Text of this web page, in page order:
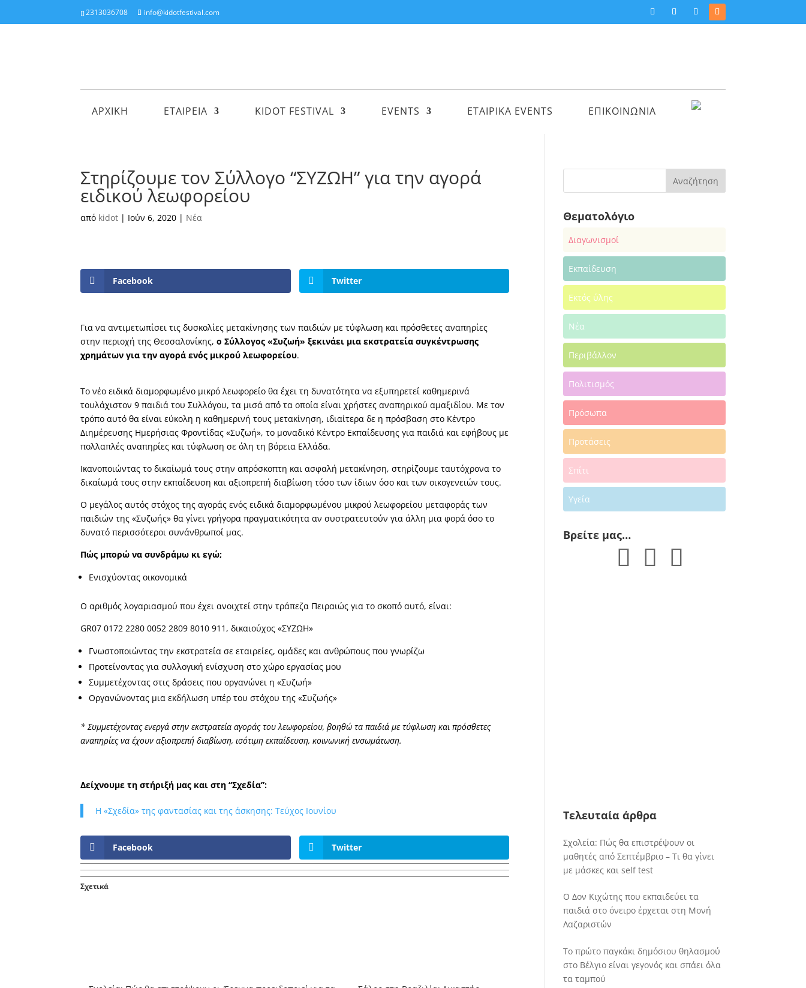
2313036708 info@kidotfestival.com
ΑΡΧΙΚΗ ΕΤΑΙΡΕΙΑ KIDOT FESTIVAL EVENTS ΕΤΑΙΡΙΚΑ EVENTS ΕΠΙΚΟΙΝΩΝΙΑ
Στηρίζουμε τον Σύλλογο “ΣΥΖΩΗ” για την αγορά
ειδικού λεωφορείου
από kidot | Ιούν 6, 2020 | Νέα
Facebook Twitter
Για να αντιμετωπίσει τις δυσκολίες μετακίνησης των παιδιών με τύφλωση και πρόσθετες αναπηρίες
στην περιοχή της Θεσσαλονίκης,ο Σύλλογος «Συζωή» ξεκινάει μια εκστρατεία συγκέντρωσης
χρημάτων για την αγορά ενός μικρού λεωφορείου.
Το νέο ειδικά διαμορφωμένο μικρό λεωφορείο θα έχει τη δυνατότητα να εξυπηρετεί καθημερινά
τουλάχιστον 9 παιδιά του Συλλόγου, τα μισά από τα οποία είναι χρήστες αναπηρικού αμαξιδίου. Με τον
τρόπο αυτό θα είναι εύκολη η καθημερινή τους μετακίνηση, ιδιαίτερα δε η πρόσβαση στο Κέντρο
Διημέρευσης Ημερήσιας Φροντίδας «Συζωή», το μοναδικό Κέντρο Εκπαίδευσης για παιδιά και εφήβους με
πολλαπλές αναπηρίες και τύφλωση σε όλη τη βόρεια Ελλάδα.
Ικανοποιώντας το δικαίωμά τους στην απρόσκοπτη και ασφαλή μετακίνηση, στηρίζουμε ταυτόχρονα το
δικαίωμά τους στην εκπαίδευση και αξιοπρεπή διαβίωση τόσο των ίδιων όσο και των οικογενειών τους.
Ο μεγάλος αυτός στόχος της αγοράς ενός ειδικά διαμορφωμένου μικρού λεωφορείου μεταφοράς των
παιδιών της «Συζωής» θα γίνει γρήγορα πραγματικότητα αν συστρατευτούν για άλλη μια φορά όσο το
δυνατό περισσότεροι συνάνθρωποί μας.
Πώς μπορώ να συνδράμω κι εγώ;
Ενισχύοντας οικονομικά
Ο αριθμός λογαριασμού που έχει ανοιχτεί στην τράπεζα Πειραιώς για το σκοπό αυτό, είναι:
GR07 0172 2280 0052 2809 8010 911, δικαιούχος «ΣΥΖΩΗ»
Γνωστοποιώντας την εκστρατεία σε εταιρείες, ομάδες και ανθρώπους που γνωρίζω
Προτείνοντας για συλλογική ενίσχυση στο χώρο εργασίας μου
Συμμετέχοντας στις δράσεις που οργανώνει η «Συζωή»
Οργανώνοντας μια εκδήλωση υπέρ του στόχου της «Συζωής»
* Συμμετέχοντας ενεργά στην εκστρατεία αγοράς του λεωφορείου,βοηθώ τα παιδιά με τύφλωση και πρόσθετες
αναπηρίες να έχουναξιοπρεπή διαβίωση, ισότιμη εκπαίδευση, κοινωνική ενσωμάτωση.
Δείχνουμε τη στήριξή μας και στη “Σχεδία”:
Η «Σχεδία» της φαντασίας και της άσκησης: Τεύχος Ιουνίου
Facebook Twitter
Σχετικά
Θεματολόγιο
Διαγωνισμοί
Εκπαίδευση
Εκτός ύλης
Νέα
Περιβάλλον
Πολιτισμός
Πρόσωπα
Προτάσεις
Σπίτι
Υγεία
Βρείτε μας…
Τελευταία άρθρα
Σχολεία: Πώς θα επιστρέψουν οι
μαθητές από Σεπτέμβριο – Τι θα γίνει
με μάσκες και self test
Ο Δον Κιχώτης που εκπαιδεύει τα
παιδιά στο όνειρο έρχεται στη Μονή
Λαζαριστών
Το πρώτο παγκάκι δημόσιου θηλασμού
στο Βέλγιο είναι γεγονός και σπάει όλα
τα ταμπού